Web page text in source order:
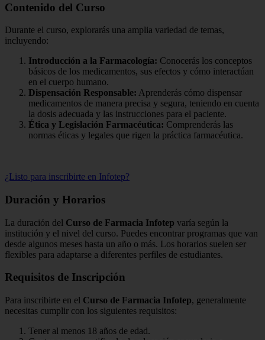
Contenido del Curso
Durante el curso, explorarás una amplia variedad de temas,
incluyendo:
Introducción a la Farmacología: Conocerás los conceptos
básicos de los medicamentos, sus efectos y cómo interactúan
en el cuerpo humano.
Dispensación Responsable: Aprenderás cómo dispensar
medicamentos de manera precisa y segura, teniendo en cuenta
la dosis adecuada y las instrucciones para el paciente.
Ética y Legislación Farmacéutica: Comprenderás las
normas éticas y legales que rigen la práctica farmacéutica.
¿Listo para inscribirte en Infotep?
Duración y Horarios
La duración del Curso de Farmacia Infotep varía según la
institución y el nivel del curso. Puedes encontrar programas que van
desde algunos meses hasta un año o más. Los horarios suelen ser
flexibles para adaptarse a diferentes perfiles de estudiantes.
Requisitos de Inscripción
Para inscribirte en el Curso de Farmacia Infotep, generalmente
necesitas cumplir con los siguientes requisitos:
Tener al menos 18 años de edad.